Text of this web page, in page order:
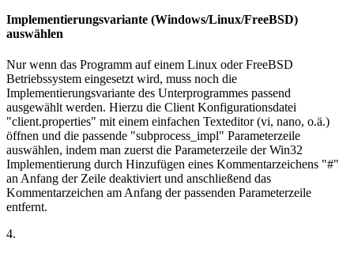
Implementierungsvariante (Windows/Linux/FreeBSD)
auswählen
Nur wenn das Programm auf einem Linux oder FreeBSD
Betriebssystem eingesetzt wird, muss noch die
Implementierungsvariante des Unterprogrammes passend
ausgewählt werden. Hierzu die Client Konfigurationsdatei
"client.properties" mit einem einfachen Texteditor (vi, nano, o.ä.)
öffnen und die passende "subprocess_impl" Parameterzeile
auswählen, indem man zuerst die Parameterzeile der Win32
Implementierung durch Hinzufügen eines Kommentarzeichens "#"
an Anfang der Zeile deaktiviert und anschließend das
Kommentarzeichen am Anfang der passenden Parameterzeile
entfernt.
4.